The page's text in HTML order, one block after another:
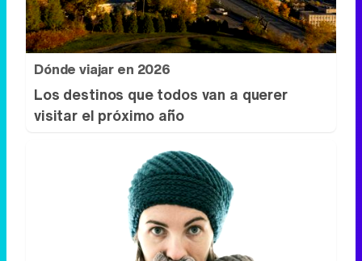
Dónde viajar en 2026
Los destinos que todos van a querer
visitar el próximo año